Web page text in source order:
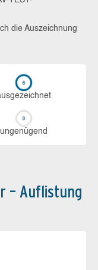
die Auszeichnung
un­ge­nü­gend
– Auflistung